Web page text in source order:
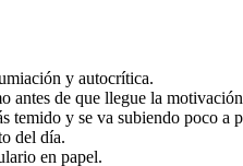
y autocrítica.
de que llegue la
temido y se va subiendo poco a
del día.
en papel.